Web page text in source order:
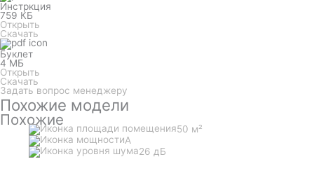
Инстркция
759 КБ
Открыть
Скачать
Буклет
4 МБ
Открыть
Скачать
Задать вопрос менеджеру
Похожие модели
Похожие
50 м²
A
26 дБ